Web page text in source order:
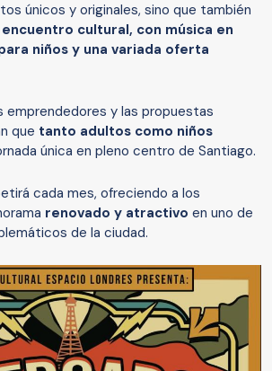
únicos y originales, sino que también
encuentro cultural, con música en
niños y una variada oferta
emprendedores y las propuestas
que tanto adultos como niños
única en pleno centro de Santiago.
cada mes, ofreciendo a los
renovado y atractivo en uno de
de la ciudad.